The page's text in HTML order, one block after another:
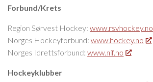
Forbund/Krets
Region Sørvest Hockey: www.rsvhockey.no
Norges Hockeyforbund: www.hockey.no
Norges Idrettsforbund: www.nif.no
Hockeyklubber